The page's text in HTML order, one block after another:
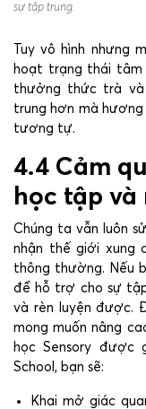
sự tập trung.
Tuy vô hình nhưng
hoạt trạng thái tâm
thưởng thức trà
trung hơn mà
tương tự.
4.4 Cảm
học tập
Chúng ta vẫn luôn
nhận thế giới xung
thông thường. Nếu
để hỗ trợ cho sự
và rèn luyện được.
mong muốn nâng
học Sensory được
School, bạn sẽ:
Khai mở giác